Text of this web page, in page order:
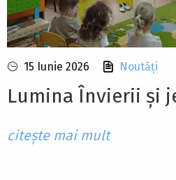
15 Iunie 2026 Noutăți
Lumina Învierii și
citește mai mult